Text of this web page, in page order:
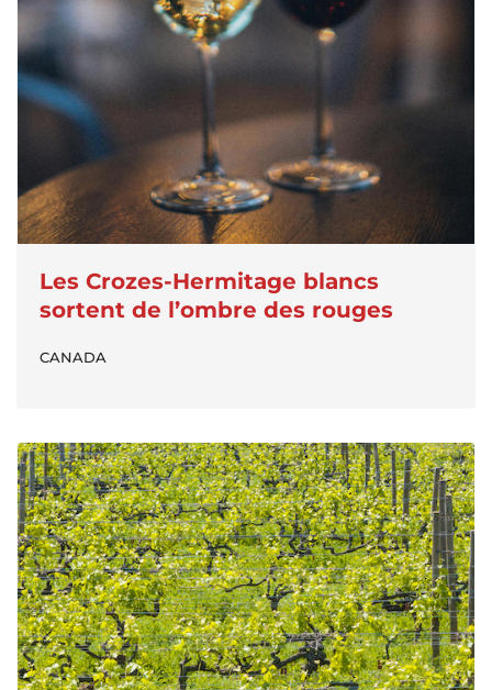
Les Crozes-Hermitage blancs
sortent de l’ombre des rouges
CANADA